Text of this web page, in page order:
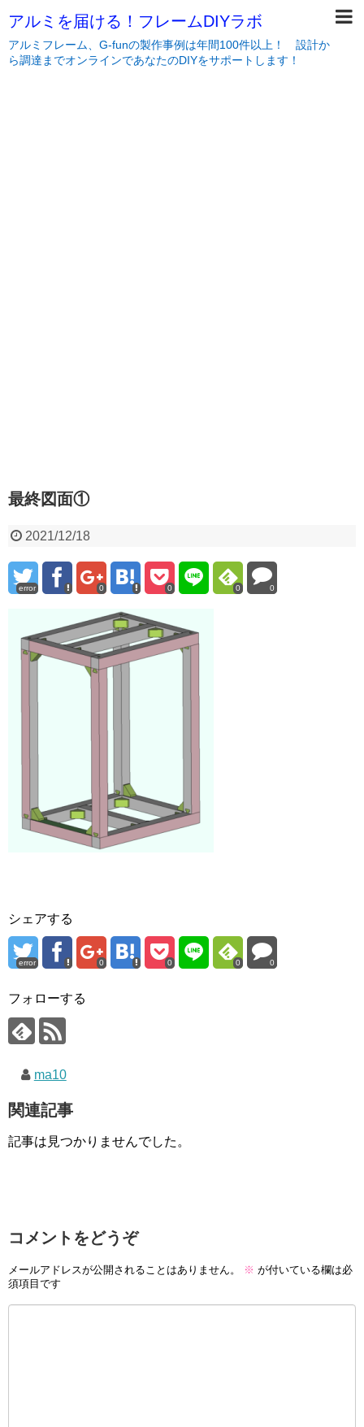
アルミを届ける！フレームDIYラボ
アルミフレーム、G-funの製作事例は年間100件以上！ 設計か
ら調達までオンラインであなたのDIYをサポートします！
最終図面①
2021/12/18
error 0 0 0 0
シェアする
error 0 0 0 0
フォローする
ma10
関連記事
記事は見つかりませんでした。
コメントをどうぞ
メールアドレスが公開されることはありません。 ※ が付いている欄は必
須項目です